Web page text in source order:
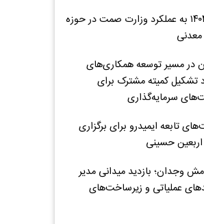
سال پرچالش ۱۴۰۴ به عملکرد وزارت صمت در حوزه
در مسیر توسعه همکاری‌های
تشکیل کمیته مشترک برای
سرمایه‌گذاری
تابعه ایمیدرو برای برگزاری
حسینی
وجدان؛ بازدید میدانی مدیر
عملیاتی و زیرساخت‌های